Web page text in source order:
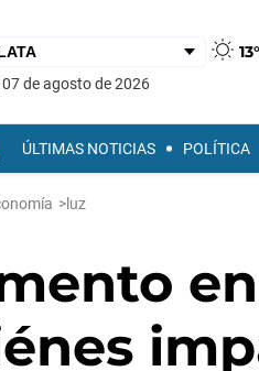
13°
07 de agosto de 2026
ÚLTIMAS NOTICIAS POLÍTICA
> luz